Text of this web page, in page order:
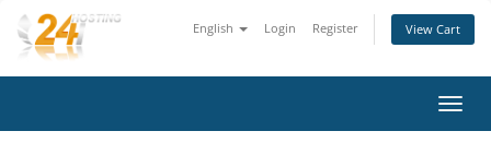
English Login Register View Cart